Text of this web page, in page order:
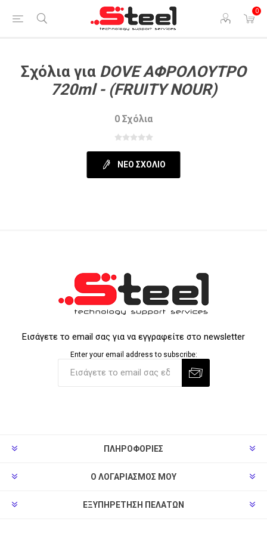
0
Σχόλια για DOVE ΑΦΡΟΛΟΥΤΡO
720ml - (FRUITY NOUR)
0 Σχόλια
ΝΈΟ ΣΧΌΛΙΟ
Εισάγετε το email σας για να εγγραφείτε στο newsletter
Enter your email address to subscribe:
ΠΛΗΡΟΦΟΡΊΕΣ
Ο ΛΟΓΑΡΙΑΣΜΌΣ ΜΟΥ
ΕΞΥΠΗΡΈΤΗΣΗ ΠΕΛΑΤΏΝ